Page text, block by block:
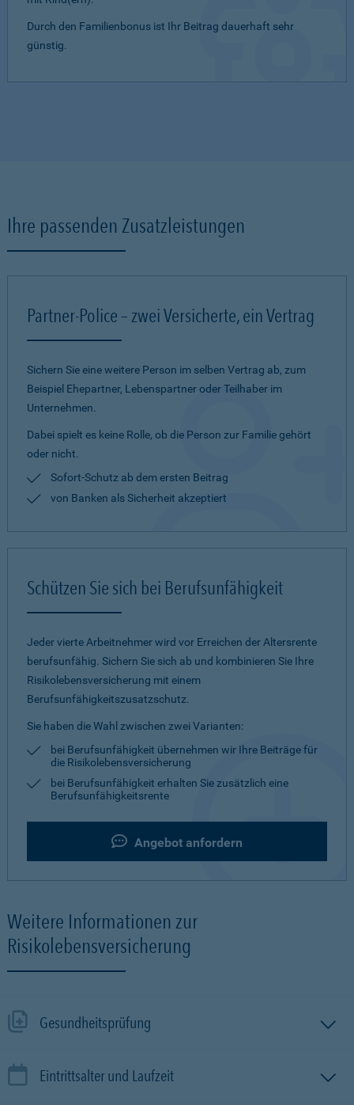
Durch den Familienbonus ist Ihr Beitrag dauerhaft sehr
günstig.
Ihre passenden Zusatzleistungen
Partner-Police – zwei Versicherte, ein Vertrag
Sichern Sie eine weitere Person im selben Vertrag ab, zum
Beispiel Ehepartner, Lebenspartner oder Teilhaber im
Unternehmen.
Dabei spielt es keine Rolle, ob die Person zur Familie gehört
oder nicht.
Sofort-Schutz ab dem ersten Beitrag
von Banken als Sicherheit akzeptiert
Schützen Sie sich bei Berufsunfähigkeit
Jeder vierte Arbeitnehmer wird vor Erreichen der Altersrente
berufsunfähig. Sichern Sie sich ab und kombinieren Sie Ihre
Risikolebensversicherung mit einem
Berufsunfähigkeitszusatzschutz.
Sie haben die Wahl zwischen zwei Varianten:
bei Berufsunfähigkeit übernehmen wir Ihre Beiträge für
die Risikolebensversicherung
bei Berufsunfähigkeit erhalten Sie zusätzlich eine
Berufsunfähigkeitsrente
Angebot anfordern
Weitere Informationen zur
Risikolebensversicherung
Gesundheitsprüfung
Eintrittsalter und Laufzeit